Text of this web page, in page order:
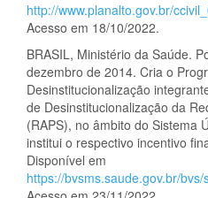
http://www.planalto.gov.br/
Acesso em 18/10/2022.
BRASIL, Ministério da Saúde.
dezembro de 2014. Cria o
Desinstitucionalização
de Desinstitucionalização da
(RAPS), no âmbito do Sistema
institui o respectivo incentivo
Disponível em
https://bvsms.saude.gov.br/